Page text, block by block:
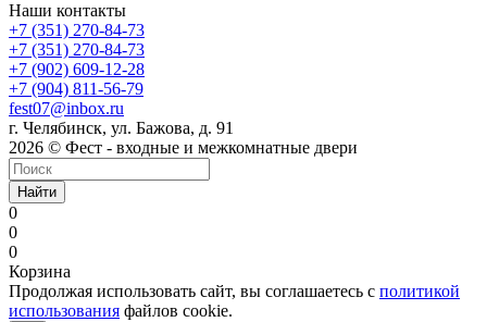
Наши контакты
+7 (351) 270-84-73
+7 (351) 270-84-73
+7 (902) 609-12-28
+7 (904) 811-56-79
fest07@inbox.ru
г. Челябинск, ул. Бажова, д. 91
2026 © Фест - входные и межкомнатные двери
Найти
0
0
0
Корзина
Продолжая использовать сайт, вы соглашаетесь с политикой
использования файлов cookie.